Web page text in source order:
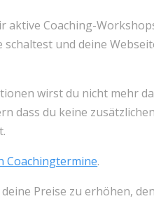
aktive Coaching-
schaltest und deine
wirst du nicht mehr
dass du keine
Coachingtermine.
Preise zu erhöhen,